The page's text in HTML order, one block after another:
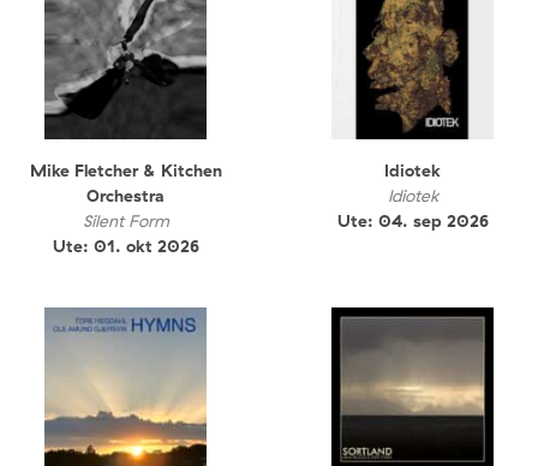
Mike Fletcher & Kitchen
Orchestra
Silent Form
Ute: 01. okt 2026
Idiotek
Idiotek
Ute: 04. sep 2026